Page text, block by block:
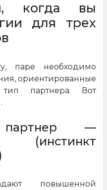
когда вы
для трех
паре необходимо
ориентированные
тип партнера. Вот
—
(инстинкт
повышенной